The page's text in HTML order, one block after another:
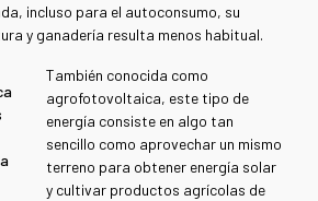
incluso para el autoconsumo, su
y ganadería resulta menos habitual.
También conocida como
agrofotovoltaica, este tipo de
energía consiste en algo tan
sencillo como aprovechar un mismo
terreno para obtener energía solar
y cultivar productos agrícolas de